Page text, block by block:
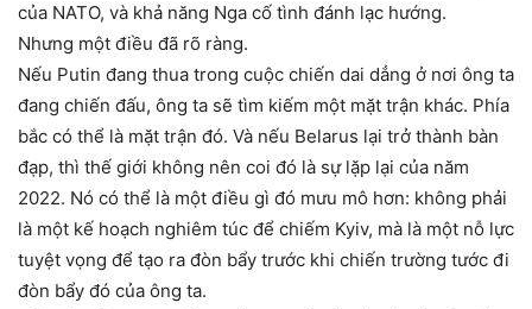
của NATO, và khả năng Nga cố tình đánh lạc hướng.
Nhưng một điều đã rõ ràng.
Nếu Putin đang thua trong cuộc chiến dai dẳng ở nơi ông ta
đang chiến đấu, ông ta sẽ tìm kiếm một mặt trận khác. Phía
bắc có thể là mặt trận đó. Và nếu Belarus lại trở thành bàn
đạp, thì thế giới không nên coi đó là sự lặp lại của năm
2022. Nó có thể là một điều gì đó mưu mô hơn: không phải
là một kế hoạch nghiêm túc để chiếm Kyiv, mà là một nỗ lực
tuyệt vọng để tạo ra đòn bẩy trước khi chiến trường tước đi
đòn bẩy đó của ông ta.